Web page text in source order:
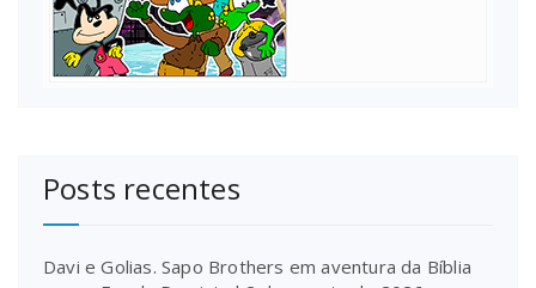
Posts recentes
Davi e Golias. Sapo Brothers em aventura da Bíblia